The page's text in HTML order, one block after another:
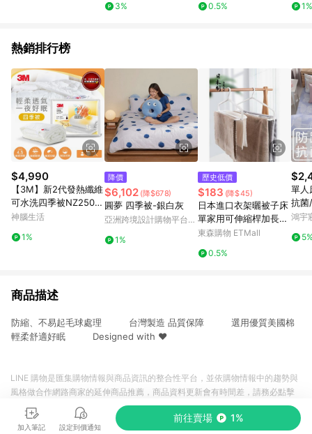
人/特大雙人)-廠商直送
3%
0.5%
1%
熱銷排行榜
$4,990
【3M】新2代發熱纖維
可水洗四季被NZ250
(標準單人5x7)
神腦生活
1%
降價
$6,102 (降$678)
圓夢 四季被-銀白灰
亞洲跨境設計購物平台
1%
歷史低價
$183 (降$45)
日本進口衣架曬被子床
單家用可伸縮桿加長大
號陽臺曬被套浴巾神器
東森購物 ETMall
0.5%
單人
抗菌
達
鴻宇
商品描述
防縮、不易起毛球處理 台灣製造 品質保障 選用優質美國棉
輕柔舒適好眠 Designed with ❤
加入筆記 設定到價通知
前往賣場 1%
LINE 購物是匯集購物情報與商品資訊的整合性平台，並依購物情報中的趨勢與
風格做合作網路商家的延伸商品推薦，商品資料更新會有時間差，請務必點擊
商品至各合作網路商家，確認現售價與購物條件，一切資訊以合作廠商網頁為
準。